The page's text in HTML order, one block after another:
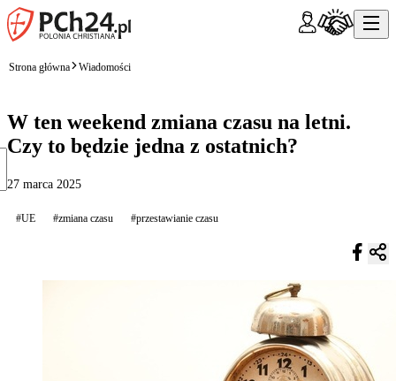
Strona główna Wiadomości
W ten weekend zmiana czasu na letni.
Czy to będzie jedna z ostatnich?
27 marca 2025
#UE #zmiana czasu #przestawianie czasu